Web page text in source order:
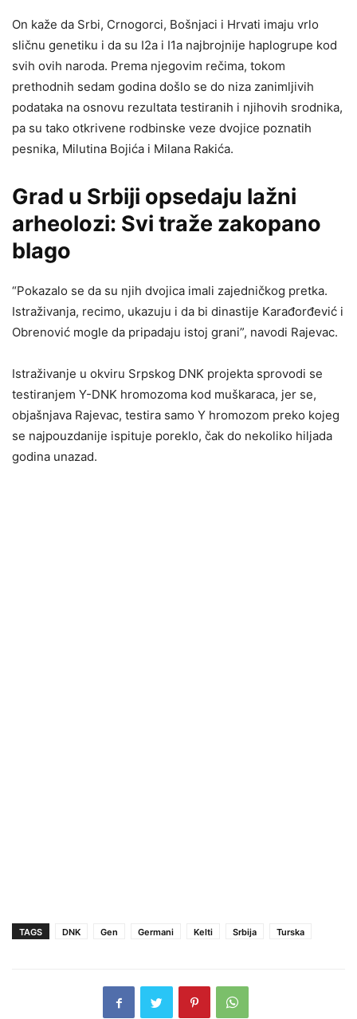
On kaže da Srbi, Crnogorci, Bošnjaci i Hrvati imaju vrlo
sličnu genetiku i da su I2a i I1a najbrojnije haplogrupe kod
svih ovih naroda. Prema njegovim rečima, tokom
prethodnih sedam godina došlo se do niza zanimljivih
podataka na osnovu rezultata testiranih i njihovih srodnika,
pa su tako otkrivene rodbinske veze dvojice poznatih
pesnika, Milutina Bojića i Milana Rakića.
Grad u Srbiji opsedaju lažni
arheolozi: Svi traže zakopano
blago
“Pokazalo se da su njih dvojica imali zajedničkog pretka.
Istraživanja, recimo, ukazuju i da bi dinastije Karađorđević i
Obrenović mogle da pripadaju istoj grani”, navodi Rajevac.
Istraživanje u okviru Srpskog DNK projekta sprovodi se
testiranjem Y-DNK hromozoma kod muškaraca, jer se,
objašnjava Rajevac, testira samo Y hromozom preko kojeg
se najpouzdanije ispituje poreklo, čak do nekoliko hiljada
godina unazad.
TAGS DNK Gen Germani Kelti Srbija Turska